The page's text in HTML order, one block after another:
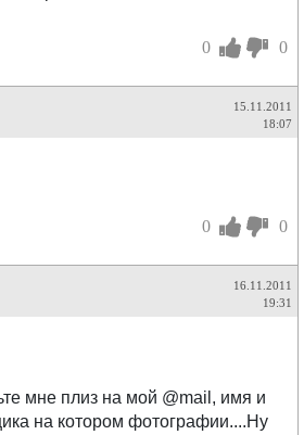
0 0
15.11.2011
18:07
0 0
16.11.2011
19:31
мне плиз на мой @mail, имя и
на котором фотографии....Ну